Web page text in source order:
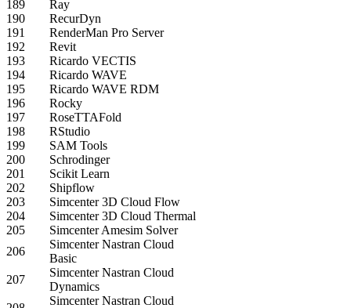
189
Ray
190
RecurDyn
191
RenderMan Pro Server
192
Revit
193
Ricardo VECTIS
194
Ricardo WAVE
195
Ricardo WAVE RDM
196
Rocky
197
RoseTTAFold
198
RStudio
199
SAM Tools
200
Schrodinger
201
Scikit Learn
202
Shipflow
203
Simcenter 3D Cloud Flow
204
Simcenter 3D Cloud Thermal
205
Simcenter Amesim Solver
206
Simcenter Nastran Cloud
Basic
207
Simcenter Nastran Cloud
Dynamics
Simcenter Nastran Cloud